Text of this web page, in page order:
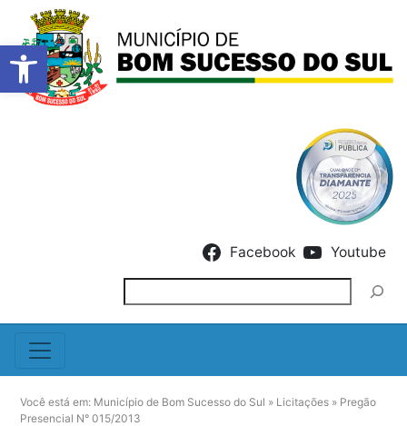
Barra de Ferramentas
Facebook Youtube
Você está em: Município de Bom Sucesso do Sul » Licitações » Pregão
Presencial N° 015/2013